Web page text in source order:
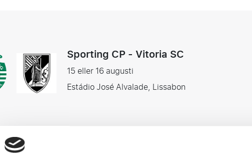
Sporting CP - Vitoria SC
15 eller 16 augusti
Estádio José Alvalade, Lissabon